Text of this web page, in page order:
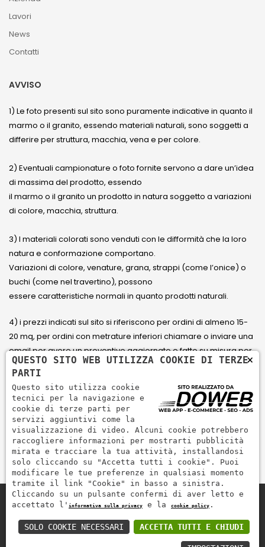
Lavori
News
Contatti
AVVISO
1) Le foto presenti sul sito sono puramente indicative in quanto il
marmo o il granito, essendo materiali naturali, sono soggetti a
differire per struttura, macchia, vena e per colore.
2) Eventuali campionature o foto fornite servono a dare un’idea
di massima del prodotto, essendo
il marmo o il granito un prodotto in natura soggetto a variazioni
di colore, macchia, struttura.
3) I materiali colorati sono venduti con le difformità che la loro
natura e conformazione comportano.
Variazioni di colore, venature, grana, strappi (come l’onice) o
buchi (come nel travertino), possono
essere caratteristiche normali in quanto prodotti naturali.
4) i prezzi indicati sul sito si riferiscono per ordini di almeno 15-
20 mq, per ordini con metrature inferiori chiamare o inviare una
email per avere un preventivo aggiornato e fatto su misura per
il cliente.
5) Paga con Carta di credito Visa, Visa Electron, Maestro,
Mastercard tramite il circuito PayPal. PayPal serve per pagare,
inviare denaro e accettare pagamenti in modo rapido,
semplice e sicuro.
Zem Marmi P.I. 03463990246
Paga in modo sicuro con
×
QUESTO SITO WEB UTILIZZA COOKIE DI TERZE
PARTI
Questo sito utilizza cookie
tecnici per la navigazione e
cookie di terze parti per
servizi aggiuntivi come la
visualizzazione di video. Alcuni cookie potrebbero
raccogliere informazioni per mostrarti pubblicità
mirata e tracciare la tua attività, installandosi
solo cliccando su "Accetta tutti i cookie". Puoi
modificare le tue preferenze in qualsiasi momento
tramite il link "Cookie" in basso a sinistra.
Cliccando su un pulsante confermi di aver letto e
accettato l' informativa sulla privacy e la cookie policy .
ACCETTA TUTTI E CHIUDI
SOLO COOKIE NECESSARI